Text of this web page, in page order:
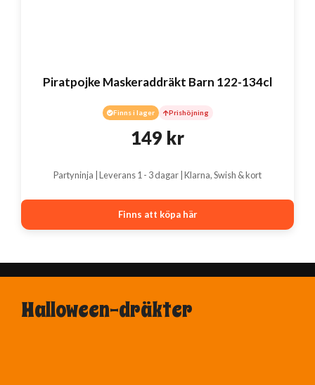
Piratpojke Maskeraddräkt Barn 122-134cl
Finns i lager Prishöjning
149 kr
Partyninja | Leverans 1 - 3 dagar | Klarna, Swish & kort
Finns att köpa här
Halloween-dräkter